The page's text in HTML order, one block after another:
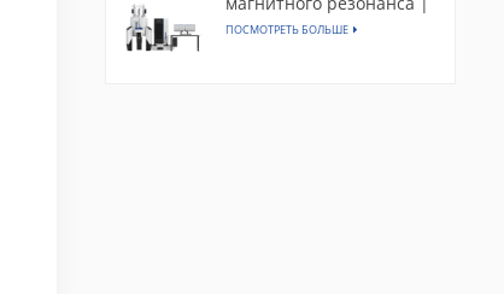
CAN400
ПОСМОТРЕТЬ БОЛЬШЕ